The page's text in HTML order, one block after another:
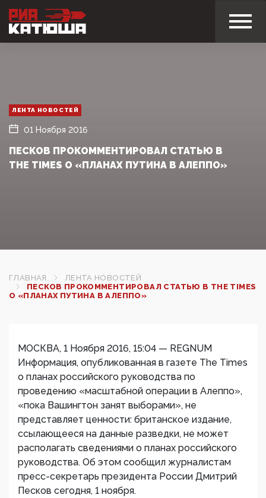
ЛЕНТА НОВОСТЕЙ
01 Ноября 2016
ПЕСКОВ ПРОКОММЕНТИРОВАЛ СТАТЬЮ В
THE TIMES О «ПЛАНАХ ПУТИНА В АЛЕППО»
ГЛАВНАЯ
ЛЕНТА НОВОСТЕЙ
ПЕСКОВ ПРОКОММЕНТИРОВАЛ СТАТЬЮ В THE TIMES
О «ПЛАНАХ ПУТИНА В АЛЕППО»
МОСКВА, 1 Ноября 2016, 15:04 — REGNUM
Информация, опубликованная в газете The Times
о планах российского руководства по
проведению «масштабной операции в Алеппо»,
«пока Вашингтон занят выборами», не
представляет ценности: британское издание,
ссылающееся на данные разведки, не может
располагать сведениями о планах российского
руководства. Об этом сообщил журналистам
пресс-секретарь президента России Дмитрий
Песков сегодня, 1 ноября.